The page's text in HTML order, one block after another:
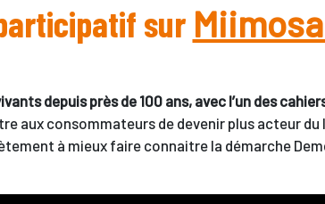
sur
depuis près de 100 ans, avec l’un des
aux consommateurs de devenir plus acteur
à mieux faire connaitre la démarche